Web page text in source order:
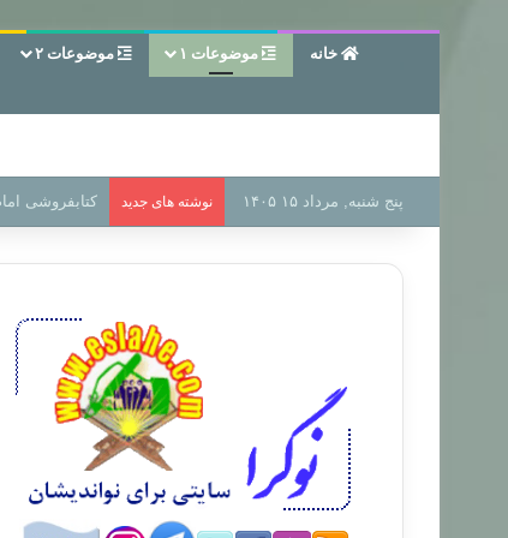
خانه موضوعات ۱ موضوعات ۲
پنج شنبه, مرداد ۱۵ ۱۴۰۵ نوشته های جدید سر دفتر فساد